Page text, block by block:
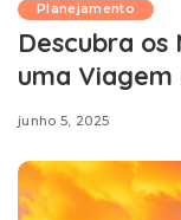
Planejamento
Descubra os
uma
junho 5, 2025